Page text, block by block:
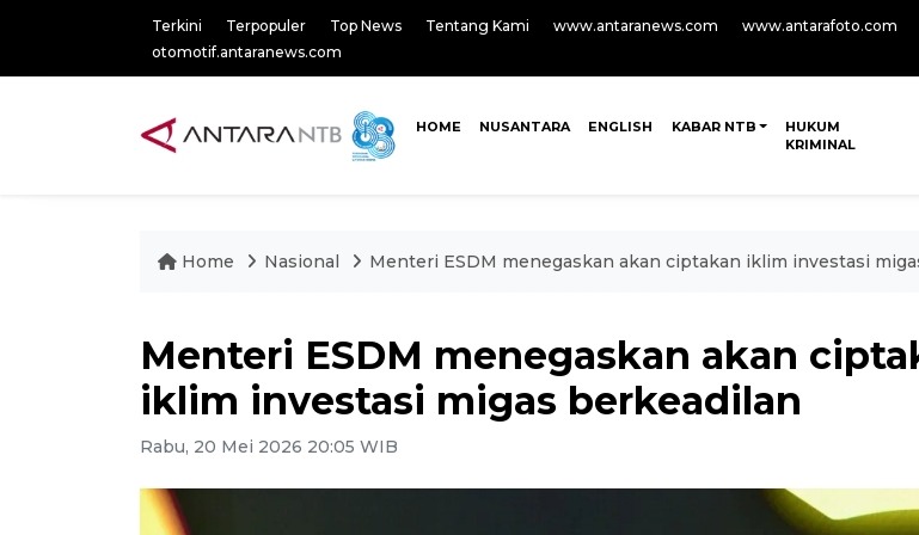
Terkini Terpopuler Top News Tentang Kami www.antaranews.com
www.antarafoto.com
otomotif.antaranews.com
HOME NUSANTARA ENGLISH KABAR NTB
HUKUM
KRIMINAL
Home Nasional Menteri ESDM menegaskan akan ciptakan iklim investasi
Menteri ESDM menegaskan akan
iklim investasi migas berkeadilan
Rabu, 20 Mei 2026 20:05 WIB